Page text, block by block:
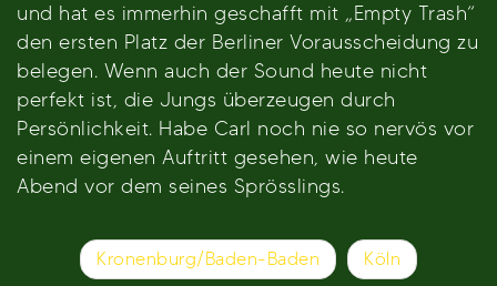
und hat es immerhin geschafft mit „Empty Trash“
den ersten Platz der Berliner Vorausscheidung zu
belegen. Wenn auch der Sound heute nicht
perfekt ist, die Jungs überzeugen durch
Persönlichkeit. Habe Carl noch nie so nervös vor
einem eigenen Auftritt gesehen, wie heute
Abend vor dem seines Sprösslings.
Beitragsnavigation
Kronenburg/Baden-Baden Köln